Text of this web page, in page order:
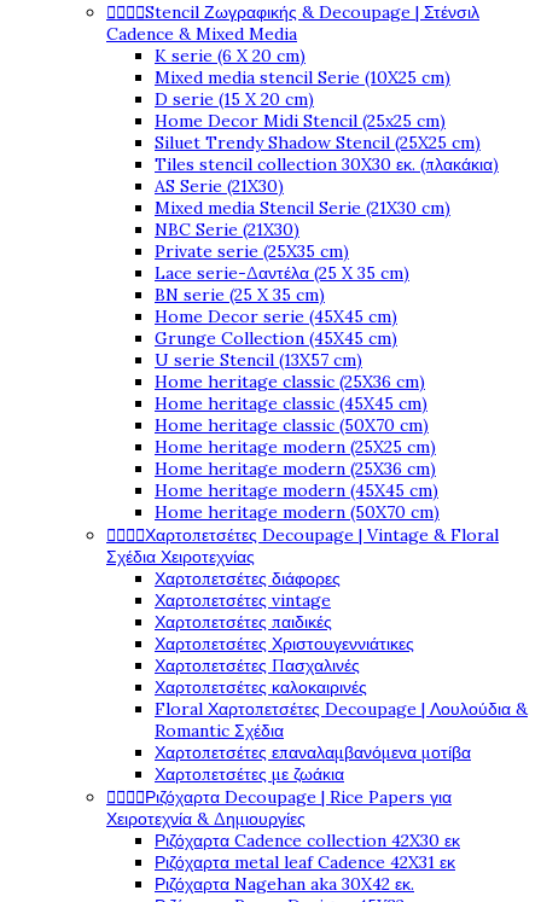
Stencil Ζωγραφικής & Decoupage | Στένσιλ
Cadence & Mixed Media
K serie (6 X 20 cm)
Mixed media stencil Serie (10X25 cm)
D serie (15 X 20 cm)
Home Decor Midi Stencil (25x25 cm)
Siluet Trendy Shadow Stencil (25X25 cm)
Tiles stencil collection 30X30 εκ. (πλακάκια)
AS Serie (21X30)
Mixed media Stencil Serie (21X30 cm)
NBC Serie (21X30)
Private serie (25X35 cm)
Lace serie-Δαντέλα (25 X 35 cm)
BN serie (25 X 35 cm)
Home Decor serie (45X45 cm)
Grunge Collection (45X45 cm)
U serie Stencil (13X57 cm)
Home heritage classic (25X36 cm)
Home heritage classic (45X45 cm)
Home heritage classic (50X70 cm)
Home heritage modern (25X25 cm)
Home heritage modern (25X36 cm)
Home heritage modern (45X45 cm)
Home heritage modern (50X70 cm)
Χαρτοπετσέτες Decoupage | Vintage & Floral
Σχέδια Χειροτεχνίας
Χαρτοπετσέτες διάφορες
Χαρτοπετσέτες vintage
Χαρτοπετσέτες παιδικές
Χαρτοπετσέτες Χριστουγεννιάτικες
Χαρτοπετσέτες Πασχαλινές
Χαρτοπετσέτες καλοκαιρινές
Floral Χαρτοπετσέτες Decoupage | Λουλούδια &
Romantic Σχέδια
Χαρτοπετσέτες επαναλαμβανόμενα μοτίβα
Χαρτοπετσέτες με ζωάκια
Ριζόχαρτα Decoupage | Rice Papers για
Χειροτεχνία & Δημιουργίες
Ριζόχαρτα Cadence collection 42X30 εκ
Ριζόχαρτα metal leaf Cadence 42X31 εκ
Ριζόχαρτα Nagehan aka 30X42 εκ.